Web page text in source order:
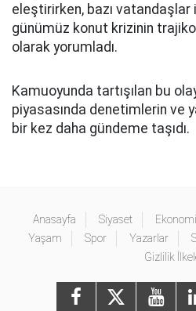
eleştirirken, bazı vatandaşlar
günümüz konut krizinin
olarak yorumladı.
Kamuoyunda tartışılan bu
piyasasında denetimlerin ve
bir kez daha gündeme taşıdı.
Anasayfa Siyaset Ekonomi
Yaşam
Spor Yazarlar
Gizlilik